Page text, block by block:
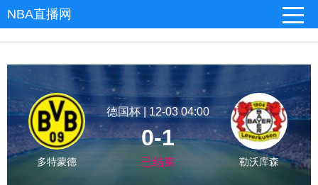
NBA直播网
多特蒙德
德国杯 | 12-03 04:00
0-1
已结束 勒沃库森